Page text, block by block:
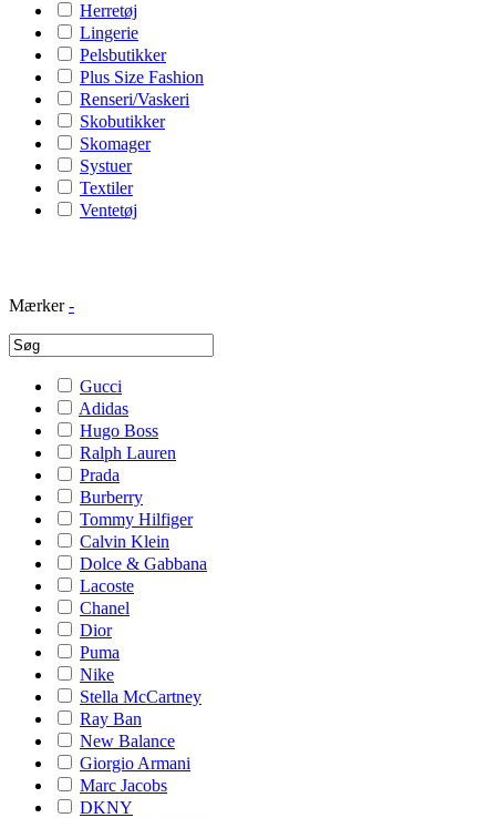
Herretøj
Lingerie
Pelsbutikker
Plus Size Fashion
Renseri/Vaskeri
Skobutikker
Skomager
Systuer
Textiler
Ventetøj
Mærker -
Gucci
Adidas
Hugo Boss
Ralph Lauren
Prada
Burberry
Tommy Hilfiger
Calvin Klein
Dolce & Gabbana
Lacoste
Chanel
Dior
Puma
Nike
Stella McCartney
Ray Ban
New Balance
Giorgio Armani
Marc Jacobs
DKNY